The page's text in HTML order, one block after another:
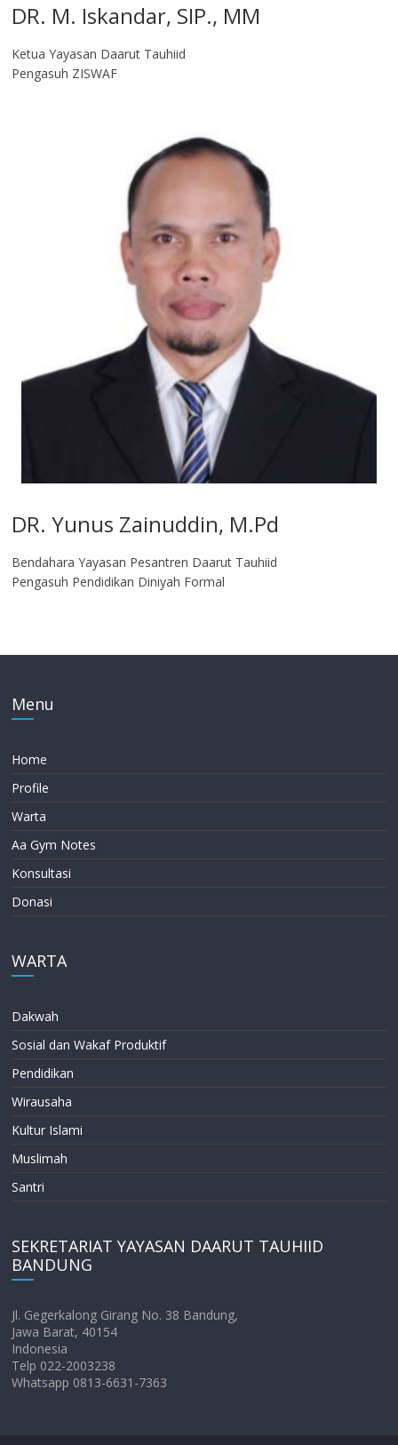
DR. M. Iskandar, SIP., MM
Ketua Yayasan Daarut Tauhiid
Pengasuh ZISWAF
DR. Yunus Zainuddin, M.Pd
Bendahara Yayasan Pesantren Daarut Tauhiid
Pengasuh Pendidikan Diniyah Formal
Menu
Home
Profile
Warta
Aa Gym Notes
Konsultasi
Donasi
WARTA
Dakwah
Sosial dan Wakaf Produktif
Pendidikan
Wirausaha
Kultur Islami
Muslimah
Santri
SEKRETARIAT YAYASAN DAARUT TAUHIID
BANDUNG
Jl. Gegerkalong Girang No. 38 Bandung,
Jawa Barat, 40154
Indonesia
Telp 022-2003238
Whatsapp 0813-6631-7363